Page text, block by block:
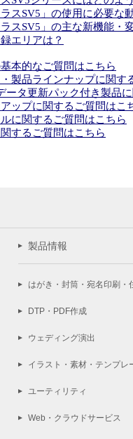
ラスSV5」の使用に必要な
ラスSV5」の主な新機能・
エリアは？
本的なご質問はこちら
製品ラインナップに関す
ータ更新パック付き製品
ップに関するご質問はこ
に関するご質問はこちら
するご質問はこちら
製品情報
はがき・封筒・宛名印刷・
DTP・PDF作成
ウェディング演出
イラスト・素材・テンプレ
ユーティリティ
Web・クラウドサービス